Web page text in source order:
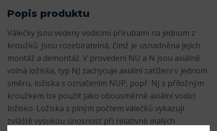
Popis produktu
Válečky jsou vedeny vodicími přírubami na jednom z
kroužků. Jsou rozebiratelná, čímž je usnadněna jejich
montáž a demontáž. V provedení NU a N jsou axiálně
volná ložiska, typ NJ zachycuje axiální zatížení v jednom
směru, ložiska s označením NUP, popř. NJ s příložným
kroužkem lze použít jako obousměrně axiální vodicí
ložisko. Ložiska s plným počtem válečků vykazují
zvláště vysokou únosnost při relativně malých